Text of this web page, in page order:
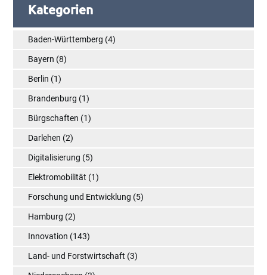
Kategorien
Baden-Württemberg (4)
Bayern (8)
Berlin (1)
Brandenburg (1)
Bürgschaften (1)
Darlehen (2)
Digitalisierung (5)
Elektromobilität (1)
Forschung und Entwicklung (5)
Hamburg (2)
Innovation (143)
Land- und Forstwirtschaft (3)